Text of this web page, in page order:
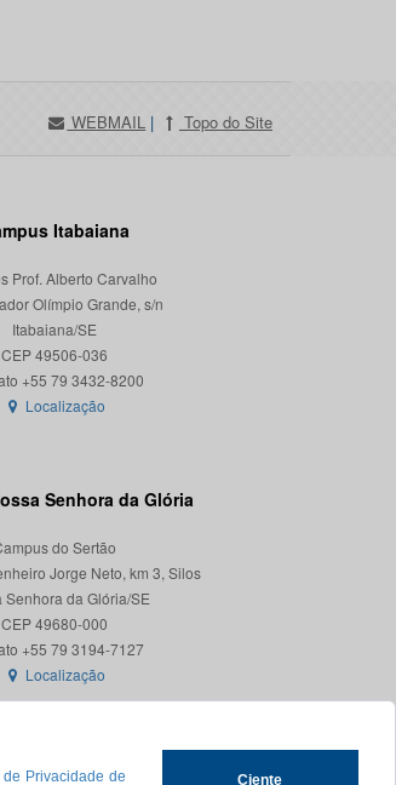
de Privacidade de Ciente
WEBMAIL | Topo do Site
Itabaiana
Prof. Alberto Carvalho
Olímpio Grande, s/n
Itabaiana/SE
CEP 49506-036
Localização
Senhora da Glória
do Sertão
Jorge Neto, km 3, Silos
Senhora da Glória/SE
CEP 49680-000
Contato +55 79 3194-7127
Localização